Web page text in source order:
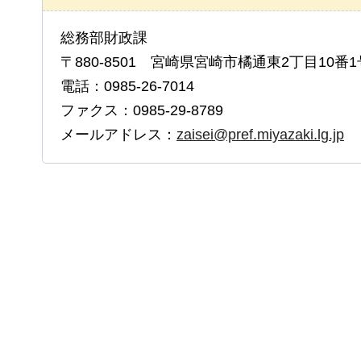
総務部財政課
〒880-8501 宮崎県宮崎市橘通東2丁目10番1
電話：0985-26-7014
ファクス：0985-29-8789
メールアドレス： zaisei@pref.miyazaki.lg.jp